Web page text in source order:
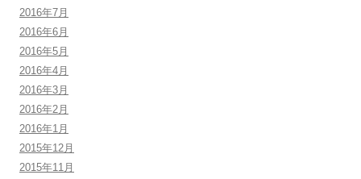
2016年7月
2016年6月
2016年5月
2016年4月
2016年3月
2016年2月
2016年1月
2015年12月
2015年11月